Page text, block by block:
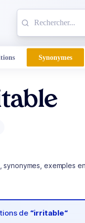
Synonymes
synonymes, exemples
de “irritable“